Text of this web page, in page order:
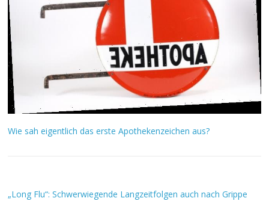
Wie sah eigentlich das erste Apothekenzeichen aus?
„Long Flu“: Schwerwiegende Langzeitfolgen auch nach Grippe